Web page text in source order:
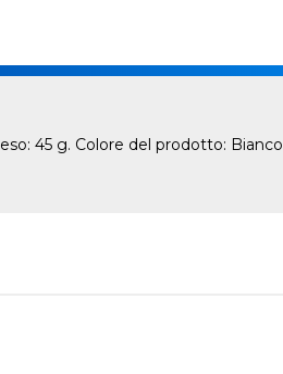
45 g. Colore del prodotto: Bianco